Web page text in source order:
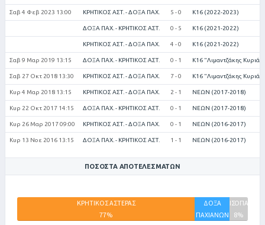
Σαβ 4 Φεβ 2023 13:00 ΚΡΗΤΙΚΟΣ ΑΣΤ. - ΔΟΞΑ ΠΑΧ. 5 - 0 Κ16 (2022-2023)
ΔΟΞΑ ΠΑΧ. - ΚΡΗΤΙΚΟΣ ΑΣΤ. 0 - 5 Κ16 (2021-2022)
ΚΡΗΤΙΚΟΣ ΑΣΤ. - ΔΟΞΑ ΠΑΧ. 4 - 0 Κ16 (2021-2022)
Σαβ 9 Μαρ 2019 13:15 ΔΟΞΑ ΠΑΧ. - ΚΡΗΤΙΚΟΣ ΑΣΤ. 0 - 1 Κ16 "Λιμαντζάκης
Σαβ 27 Οκτ 2018 13:30 ΚΡΗΤΙΚΟΣ ΑΣΤ. - ΔΟΞΑ ΠΑΧ. 7 - 0 Κ16 "Λιμαντζάκης
Κυρ 4 Μαρ 2018 13:15 ΚΡΗΤΙΚΟΣ ΑΣΤ. - ΔΟΞΑ ΠΑΧ. 2 - 1 ΝΕΩΝ (2017-2018)
Κυρ 22 Οκτ 2017 14:15 ΔΟΞΑ ΠΑΧ. - ΚΡΗΤΙΚΟΣ ΑΣΤ. 0 - 1 ΝΕΩΝ (2017-2018)
Κυρ 26 Μαρ 2017 09:00 ΚΡΗΤΙΚΟΣ ΑΣΤ. - ΔΟΞΑ ΠΑΧ. 0 - 1 ΝΕΩΝ (2016-2017)
Κυρ 13 Νοε 2016 13:15 ΔΟΞΑ ΠΑΧ. - ΚΡΗΤΙΚΟΣ ΑΣΤ. 1 - 1 ΝΕΩΝ (2016-2017)
ΠΟΣΟΣΤΆ ΑΠΟΤΕΛΕΣΜΆΤΩΝ
ΚΡΗΤΙΚΟΣ ΑΣΤΕΡΑΣ
77%
ΔΟΞΑ
ΠΑΧΙΑΝΩΝ
ΙΣΟΠΑΛΙΕΣ
8%